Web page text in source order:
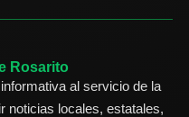
Rosarito
al servicio de la
noticias locales, estatales,